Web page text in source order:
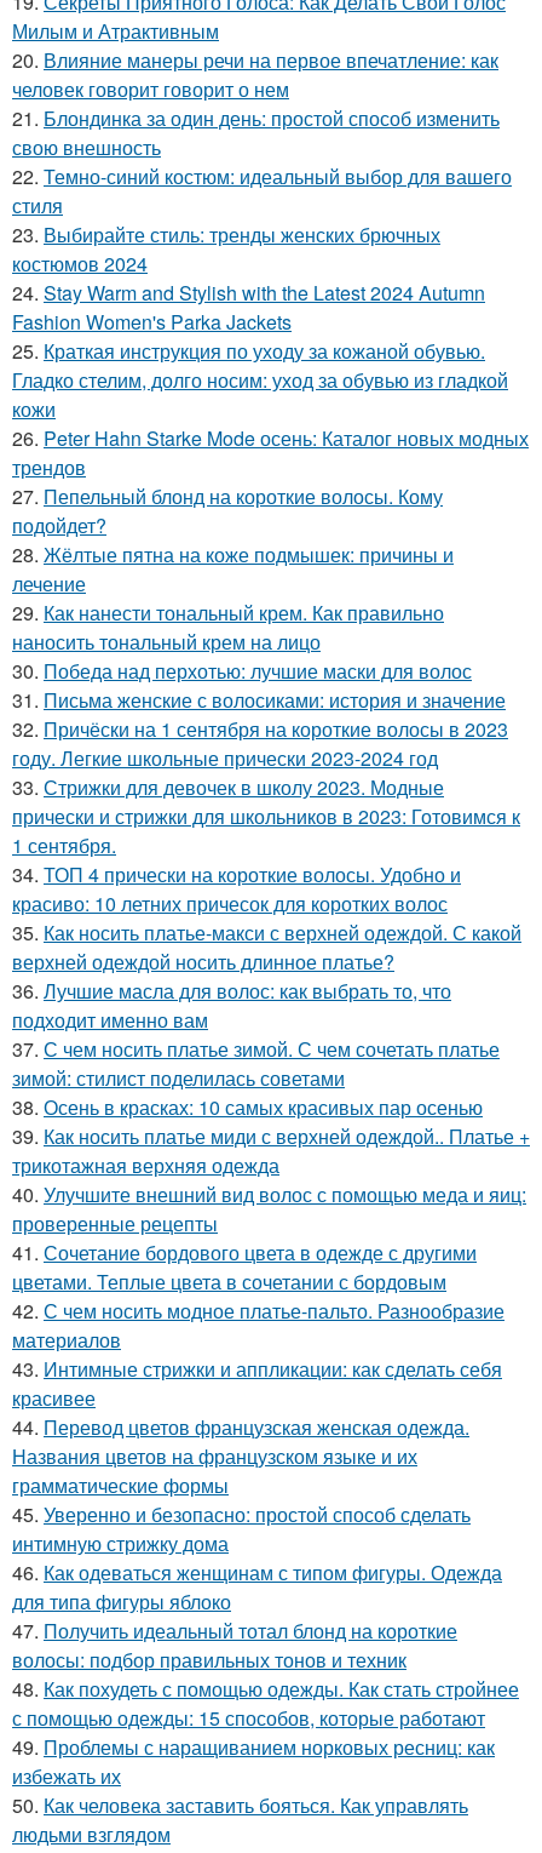
Милым и Атрактивным
20. Влияние манеры речи на первое впечатление: как
человек говорит говорит о нем
21. Блондинка за один день: простой способ изменить
свою внешность
22. Темно-синий костюм: идеальный выбор для вашего
стиля
23. Выбирайте стиль: тренды женских брючных
костюмов 2024
24. Stay Warm and Stylish with the Latest 2024 Autumn
Fashion Women's Parka Jackets
25. Краткая инструкция по уходу за кожаной обувью.
Гладко стелим, долго носим: уход за обувью из гладкой
кожи
26. Peter Hahn Starke Mode осень: Каталог новых модных
трендов
27. Пепельный блонд на короткие волосы. Кому
подойдет?
28. Жёлтые пятна на коже подмышек: причины и
лечение
29. Как нанести тональный крем. Как правильно
наносить тональный крем на лицо
30. Победа над перхотью: лучшие маски для волос
31. Письма женские с волосиками: история и значение
32. Причёски на 1 сентября на короткие волосы в 2023
году. Легкие школьные прически 2023-2024 год
33. Стрижки для девочек в школу 2023. Модные
прически и стрижки для школьников в 2023: Готовимся к
1 сентября.
34. ТОП 4 прически на короткие волосы. Удобно и
красиво: 10 летних причесок для коротких волос
35. Как носить платье-макси с верхней одеждой. С какой
верхней одеждой носить длинное платье?
36. Лучшие масла для волос: как выбрать то, что
подходит именно вам
37. С чем носить платье зимой. С чем сочетать платье
зимой: стилист поделилась советами
38. Осень в красках: 10 самых красивых пар осенью
39. Как носить платье миди с верхней одеждой.. Платье +
трикотажная верхняя одежда
40. Улучшите внешний вид волос с помощью меда и яиц:
проверенные рецепты
41. Сочетание бордового цвета в одежде с другими
цветами. Теплые цвета в сочетании с бордовым
42. С чем носить модное платье-пальто. Разнообразие
материалов
43. Интимные стрижки и аппликации: как сделать себя
красивее
44. Перевод цветов французская женская одежда.
Названия цветов на французском языке и их
грамматические формы
45. Уверенно и безопасно: простой способ сделать
интимную стрижку дома
46. Как одеваться женщинам с типом фигуры. Одежда
для типа фигуры яблоко
47. Получить идеальный тотал блонд на короткие
волосы: подбор правильных тонов и техник
48. Как похудеть с помощью одежды. Как стать стройнее
с помощью одежды: 15 способов, которые работают
49. Проблемы с наращиванием норковых ресниц: как
избежать их
50. Как человека заставить бояться. Как управлять
людьми взглядом